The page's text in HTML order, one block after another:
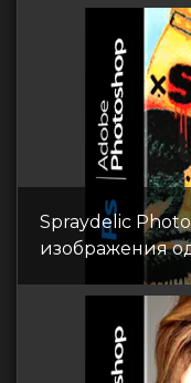
Spraydelic
изображения